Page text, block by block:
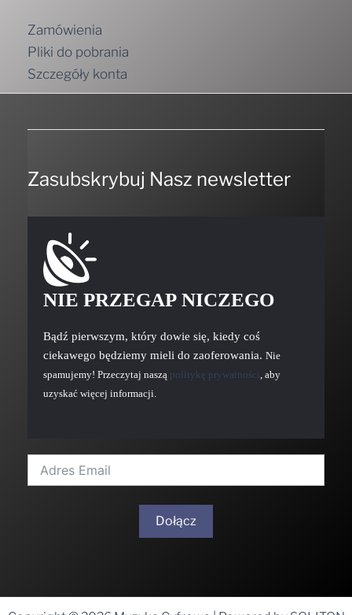
Zamówienia
Pliki do pobrania
Szczegóły konta
Zasubskrybuj Nasz newsletter
NIE PRZEGAP NICZEGO
Bądź pierwszym, który dowie się, kiedy coś
ciekawego będziemy mieli do zaoferowania. Nie
spamujemy! Przeczytaj naszą politykę prywatności , aby
uzyskać więcej informacji.
Dołącz